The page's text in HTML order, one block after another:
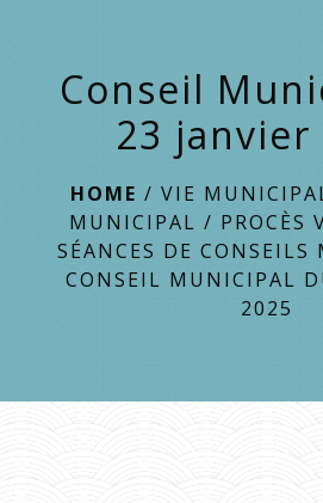
Conseil
23 janvier
HOME / VIE
MUNICIPAL / PROCÈS
SÉANCES DE CONSEILS
CONSEIL MUNICIPAL
2025